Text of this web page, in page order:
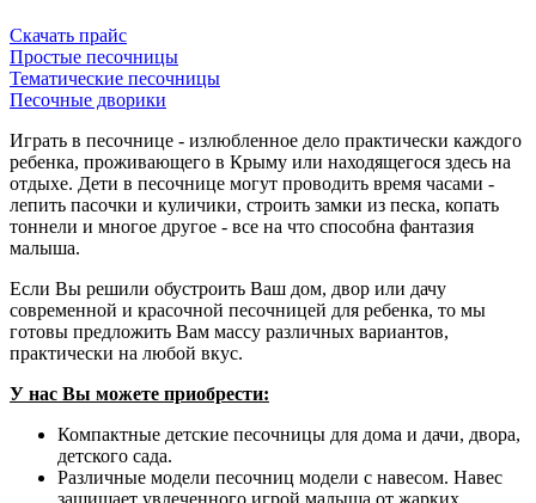
Скачать прайс
Простые песочницы
Тематические песочницы
Песочные дворики
Играть в песочнице - излюбленное дело практически каждого
ребенка, проживающего в Крыму или находящегося здесь на
отдыхе. Дети в песочнице могут проводить время часами -
лепить пасочки и куличики, строить замки из песка, копать
тоннели и многое другое - все на что способна фантазия
малыша.
Если Вы решили обустроить Ваш дом, двор или дачу
современной и красочной песочницей для ребенка, то мы
готовы предложить Вам массу различных вариантов,
практически на любой вкус.
У нас Вы можете приобрести:
Компактные детские песочницы для дома и дачи, двора,
детского сада.
Различные модели песочниц модели с навесом. Навес
защищает увлеченного игрой малыша от жарких